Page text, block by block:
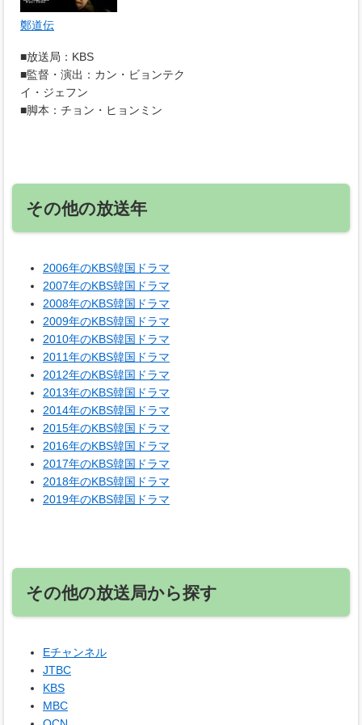
鄭道伝
■放送局：KBS
■監督・演出：カン・ビョンテク
イ・ジェフン
■脚本：チョン・ヒョンミン
その他の放送年
2006年のKBS韓国ドラマ
2007年のKBS韓国ドラマ
2008年のKBS韓国ドラマ
2009年のKBS韓国ドラマ
2010年のKBS韓国ドラマ
2011年のKBS韓国ドラマ
2012年のKBS韓国ドラマ
2013年のKBS韓国ドラマ
2014年のKBS韓国ドラマ
2015年のKBS韓国ドラマ
2016年のKBS韓国ドラマ
2017年のKBS韓国ドラマ
2018年のKBS韓国ドラマ
2019年のKBS韓国ドラマ
その他の放送局から探す
Eチャンネル
JTBC
KBS
MBC